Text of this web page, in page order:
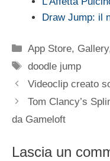
Draw Jump: il
Categorie
App Store, Gallery
Tag
doodle jump
Videoclip creato
Tom Clancy’s
da Gameloft
Lascia un